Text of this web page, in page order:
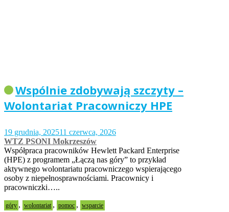
Wspólnie zdobywają szczyty –
Wolontariat Pracowniczy HPE
19 grudnia, 202511 czerwca, 2026
WTZ PSONI Mokrzeszów
Współpraca pracowników Hewlett Packard Enterprise
(HPE) z programem „Łączą nas góry” to przykład
aktywnego wolontariatu pracowniczego wspierającego
osoby z niepełnosprawnościami. Pracownicy i
pracowniczki…..
góry , wolontariat , pomoc , wsparcie